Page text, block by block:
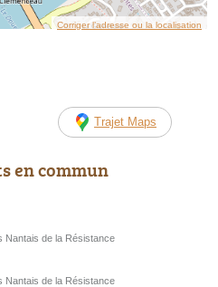
Corriger l’adresse ou la localisation
Trajet Maps
en commun
Nantais de la Résistance
Nantais de la Résistance